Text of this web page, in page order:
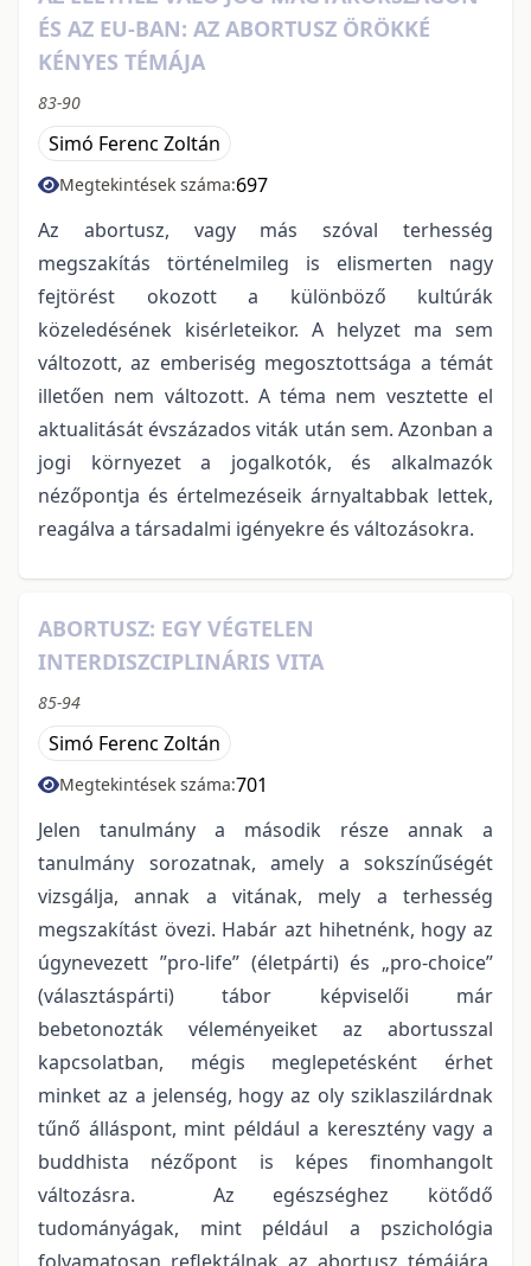
ÉS AZ EU-BAN: AZ ABORTUSZ ÖRÖKKÉ
KÉNYES TÉMÁJA
83-90
Simó Ferenc Zoltán
Megtekintések száma:697
Az abortusz, vagy más szóval terhesség
megszakítás történelmileg is elismerten nagy
fejtörést okozott a különböző kultúrák
közeledésének kisérleteikor. A helyzet ma sem
változott, az emberiség megosztottsága a témát
illetően nem változott. A téma nem vesztette el
aktualitását évszázados viták után sem. Azonban a
jogi környezet a jogalkotók, és alkalmazók
nézőpontja és értelmezéseik árnyaltabbak lettek,
reagálva a társadalmi igényekre és változásokra.
ABORTUSZ: EGY VÉGTELEN
INTERDISZCIPLINÁRIS VITA
85-94
Simó Ferenc Zoltán
Megtekintések száma:701
Jelen tanulmány a második része annak a
tanulmány sorozatnak, amely a sokszínűségét
vizsgálja, annak a vitának, mely a terhesség
megszakítást övezi. Habár azt hihetnénk, hogy az
úgynevezett ”pro-life” (életpárti) és „pro-choice”
(választáspárti) tábor képviselői már
bebetonozták véleményeiket az abortusszal
kapcsolatban, mégis meglepetésként érhet
minket az a jelenség, hogy az oly sziklaszilárdnak
tűnő álláspont, mint például a keresztény vagy a
buddhista nézőpont is képes finomhangolt
változásra. Az egészséghez kötődő
tudományágak, mint például a pszichológia